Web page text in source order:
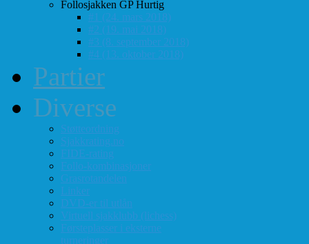
Follosjakken GP Hurtig
#1 (24. mars 2018)
#2 (19. mai 2018)
#3 (8. september 2018)
#4 (13. oktober 2018)
Partier
Diverse
Støtteordning
Sjakkrating.no
FIDE-rating
Follo-kombinasjoner
Grasrotandelen
Linker
DVD-er til utlån
Virtuell sjakklubb (lichess)
Førsteplasser i eksterne
turneringer